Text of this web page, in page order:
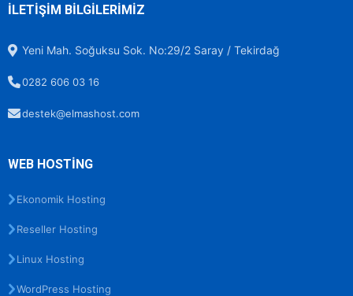
İLETİŞİM BİLGİLERİMİZ
Yeni Mah. Soğuksu Sok. No:29/2 Saray / Tekirdağ
0282 606 03 16
destek@elmashost.com
WEB HOSTİNG
Ekonomik Hosting
Reseller Hosting
Linux Hosting
WordPress Hosting